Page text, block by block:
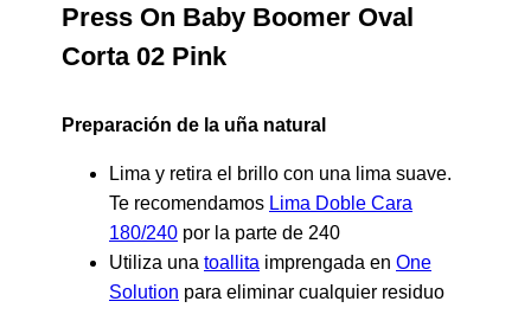
Press On Baby Boomer Oval
Corta 02 Pink
Preparación de la uña natural
Lima y retira el brillo con una lima suave.
Te recomendamos Lima Doble Cara
180/240 por la parte de 240
Utiliza una toallita imprengada en One
Solution para eliminar cualquier residuo